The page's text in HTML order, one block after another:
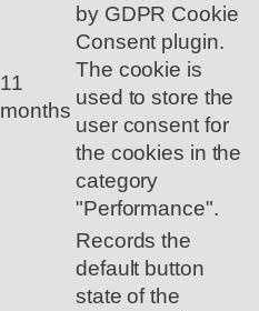
11
months
by GDPR Cookie
Consent plugin.
The cookie is
used to store the
user consent for
the cookies in the
category
"Performance".
Records the
default button
state of the